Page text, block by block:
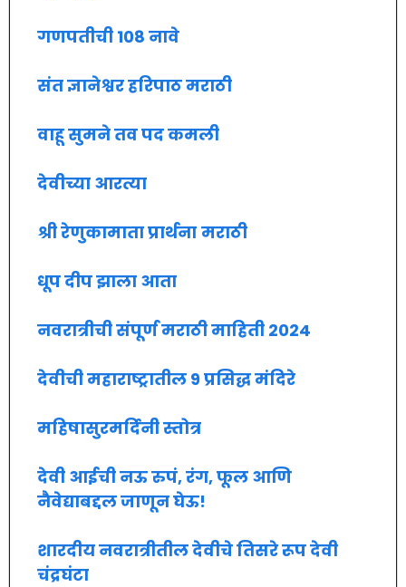
गणपतीची 108 नावे
संत ज्ञानेश्वर हरिपाठ मराठी
वाहू सुमने तव पद कमली
देवीच्या आरत्या
श्री रेणुकामाता प्रार्थना मराठी
धूप दीप झाला आता
नवरात्रीची संपूर्ण मराठी माहिती 2024
देवीची महाराष्ट्रातील 9 प्रसिद्ध मंदिरे
महिषासुरमर्दिनी स्तोत्र
देवी आईची नऊ रुपं, रंग, फूल आणि
नैवेद्याबद्दल जाणून घेऊ!
शारदीय नवरात्रीतील देवीचे तिसरे रूप देवी
चंद्रघंटा